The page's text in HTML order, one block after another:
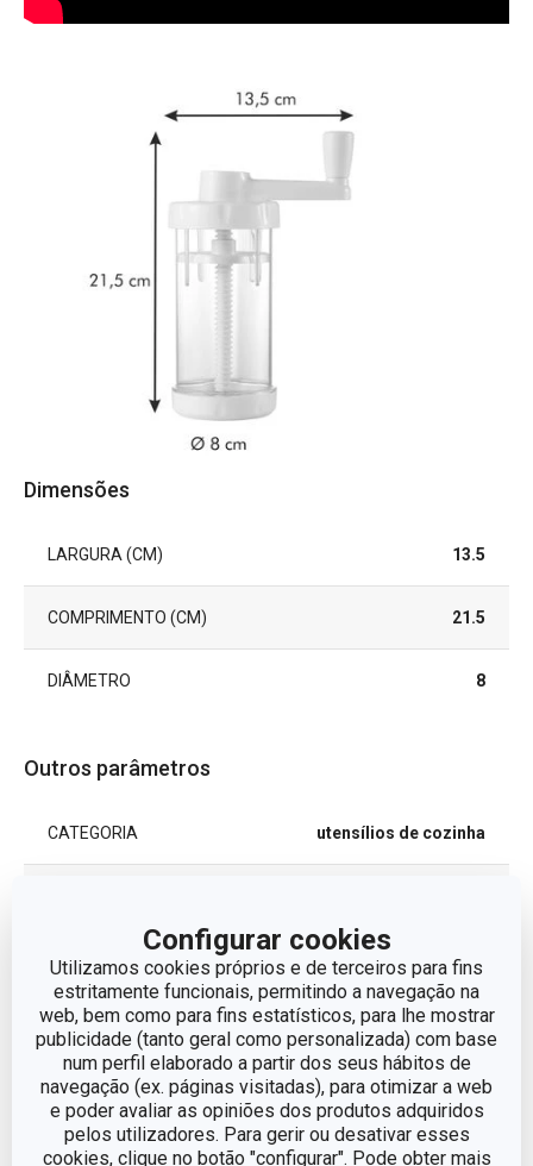
Configurar cookies
Utilizamos cookies próprios e de terceiros para fins
estritamente funcionais, permitindo a navegação na
web, bem como para fins estatísticos, para lhe mostrar
publicidade (tanto geral como personalizada) com base
num perfil elaborado a partir dos seus hábitos de
navegação (ex. páginas visitadas), para otimizar a web
e poder avaliar as opiniões dos produtos adquiridos
pelos utilizadores. Para gerir ou desativar esses
cookies, clique no botão "configurar". Pode obter mais
Dimensões
LARGURA (CM) 13.5
COMPRIMENTO (CM) 21.5
DIÂMETRO 8
Outros parâmetros
CATEGORIA utensílios de cozinha
MATERIAL plástico
TIPO espremedor
CORES Branco
MÁQUINA DE LAVAR LOUÇA Sim